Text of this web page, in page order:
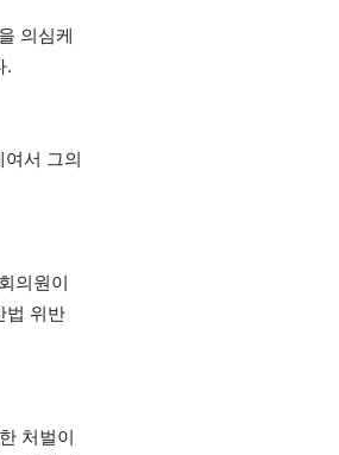
의심케
.
서 그의
의원이
법 위반
처벌이